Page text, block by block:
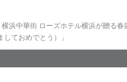
浜中華街 ローズホテル横浜が贈る春
ておめでとう）」